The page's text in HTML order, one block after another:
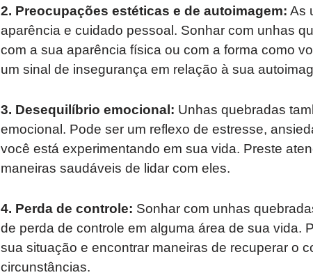
2. Preocupações estéticas e de autoimagem: As
aparência e cuidado pessoal. Sonhar com unhas
com a sua aparência física ou com a forma como
um sinal de insegurança em relação à sua
3. Desequilíbrio emocional: Unhas quebradas
emocional. Pode ser um reflexo de estresse,
você está experimentando em sua vida. Preste
maneiras saudáveis ​​de lidar com eles.
4. Perda de controle: Sonhar com unhas
de perda de controle em alguma área de sua vida.
sua situação e encontrar maneiras de recuperar o
circunstâncias.